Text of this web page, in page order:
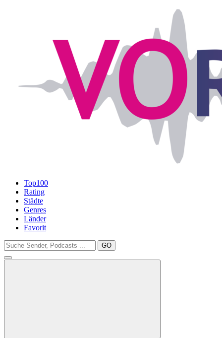
Top100
Rating
Städte
Genres
Länder
Favorit
GO